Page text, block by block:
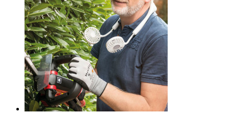
Hjerte cupcake toppere i gull
Nydelige hjerteformede pyntepinner til cupcakes og kaker.
info
kr39
Kjøp